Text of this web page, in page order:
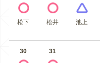
松下 松井 池上
30 31